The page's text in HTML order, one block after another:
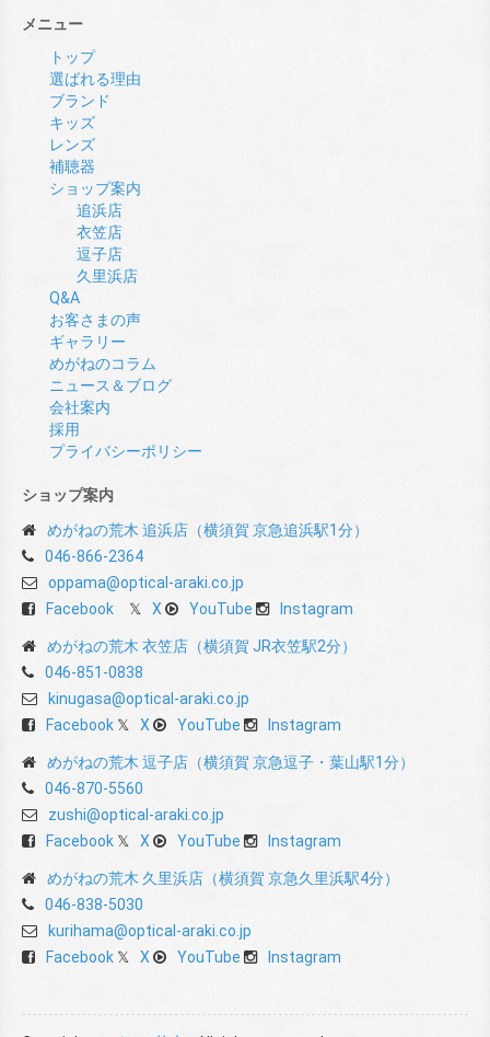
メニュー
トップ
選ばれる理由
ブランド
キッズ
レンズ
補聴器
ショップ案内
追浜店
衣笠店
逗子店
久里浜店
Q&A
お客さまの声
ギャラリー
めがねのコラム
ニュース＆ブログ
会社案内
採用
プライバシーポリシー
ショップ案内
めがねの荒木 追浜店（横須賀 京急追浜駅1分）
046-866-2364
oppama@optical-araki.co.jp
Facebook
X YouTube Instagram
めがねの荒木 衣笠店（横須賀 JR衣笠駅2分）
046-851-0838
kinugasa@optical-araki.co.jp
Facebook
X YouTube Instagram
めがねの荒木 逗子店（横須賀 京急逗子・葉山駅1分）
046-870-5560
zushi@optical-araki.co.jp
Facebook
X YouTube Instagram
めがねの荒木 久里浜店（横須賀 京急久里浜駅4分）
046-838-5030
kurihama@optical-araki.co.jp
Facebook
X YouTube Instagram